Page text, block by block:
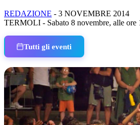
REDAZIONE - 3 NOVEMBRE 2014
TERMOLI - Sabato 8 novembre, alle ore
Tutti gli eventi